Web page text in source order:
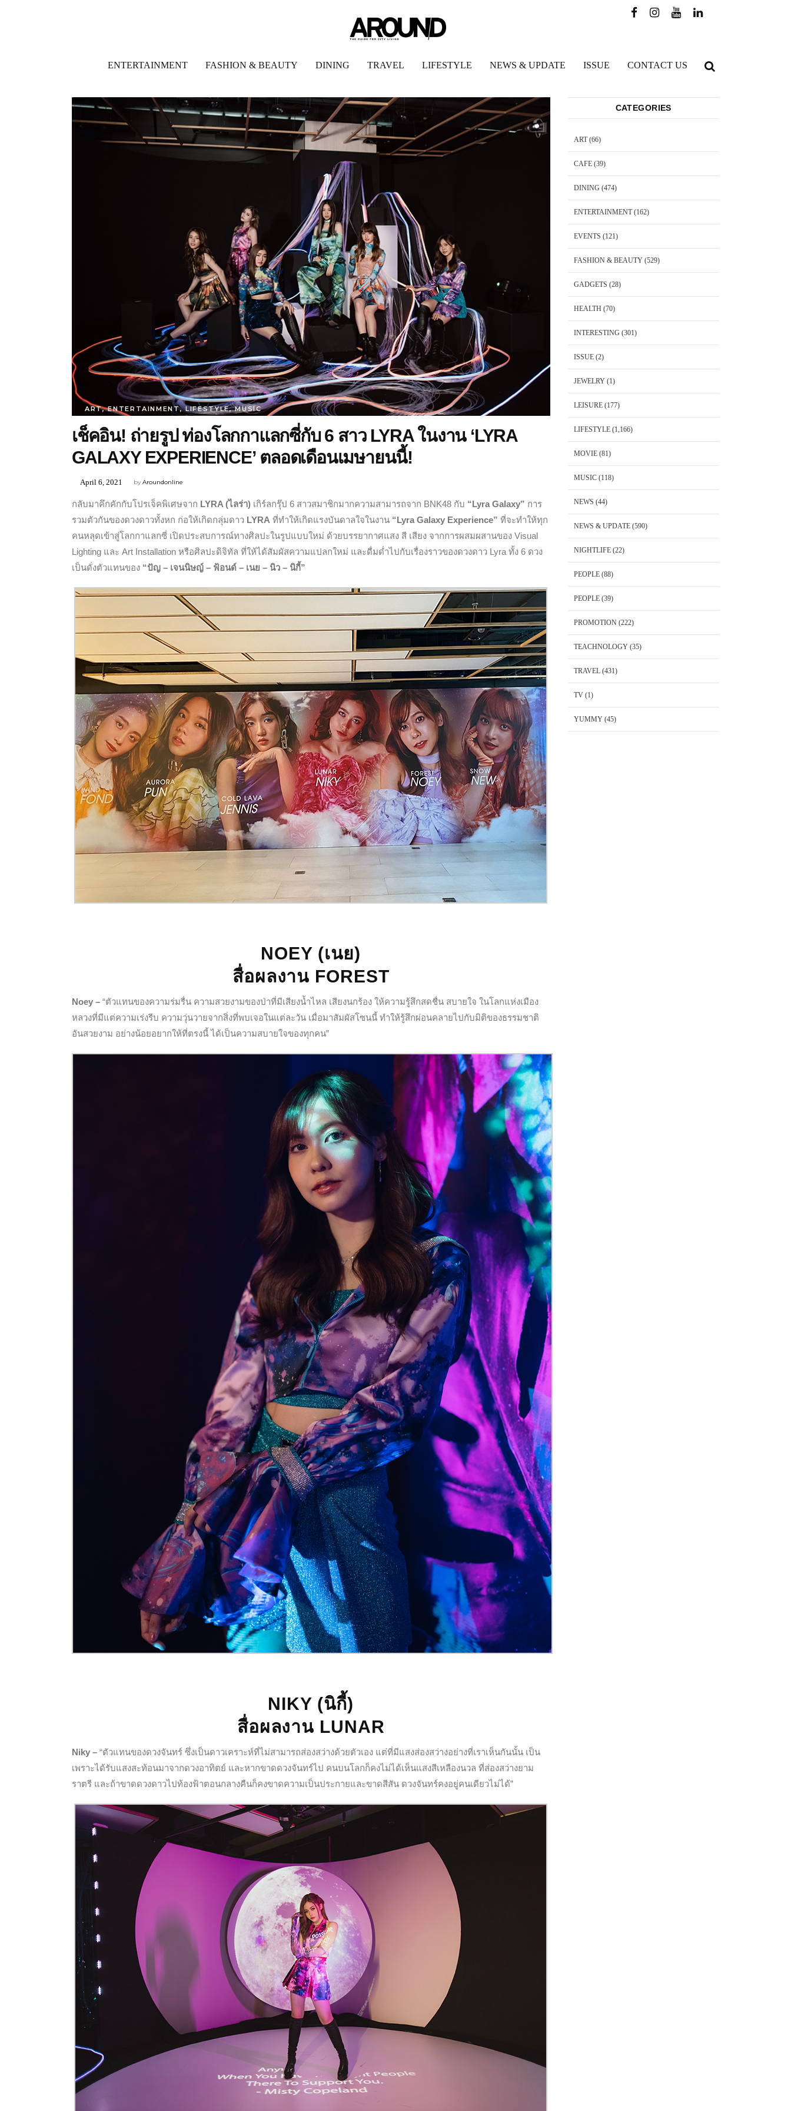
ENTERTAINMENT FASHION & BEAUTY DINING TRAVEL LIFESTYLE NEWS & UPDATE ISSUE CONTACT US
ART,ENTERTAINMENT,LIFESTYLE,MUSIC
เช็คอิน! ถ่ายรูป ท่องโลกกาแลกซี่กับ 6 สาว LYRA ในงาน ‘LYRA
GALAXY EXPERIENCE’ ตลอดเดือนเมษายนนี้!
byAroundonline
April 6, 2021
กลับมาคึกคักกับโปรเจ็คพิเศษจาก LYRA (ไลร่า) เกิร์ลกรุ๊ป 6 สาวสมาชิกมากความสามารถจาก BNK48 กับ “Lyra Galaxy” การ
รวมตัวกันของดวงดาวทั้งหก ก่อให้เกิดกลุ่มดาว LYRA ที่ทำให้เกิดแรงบันดาลใจในงาน “ Lyra Galaxy Experience” ที่จะทำให้ทุก
คนหลุดเข้าสู่โลกกาแลกซี่ เปิดประสบการณ์ทางศิลปะในรูปแบบใหม่ ด้วยบรรยากาศแสง สี เสียง จากการผสมผสานของ Visual
Lighting และ Art Installation หรือศิลปะดิจิทัล ที่ให้ได้สัมผัสความแปลกใหม่ และดื่มด่ำไปกับเรื่องราวของดวงดาว Lyra ทั้ง 6 ดวง
เป็นดั่งตัวแทนของ “ปัญ – เจนนิษญ์ – ฟ้อนด์ – เนย – นิว – นิกี้”
NOEY (เนย)
สื่อผลงาน FOREST
Noey – “ตัวแทนของความร่มรื่น ความสวยงามของป่าที่มีเสียงน้ำไหล เสียงนกร้อง ให้ความรู้สึกสดชื่น สบายใจ ในโลกแห่งเมือง
หลวงที่มีแต่ความเร่งรีบ ความวุ่นวายจากสิ่งที่พบเจอในแต่ละวัน เมื่อมาสัมผัสโซนนี้ ทำให้รู้สึกผ่อนคลายไปกับมิติของธรรมชาติ
อันสวยงาม อย่างน้อยอยากให้ที่ตรงนี้ ได้เป็นความสบายใจของทุกคน”
NIKY (นิกี้)
สื่อผลงาน LUNAR
Niky – “ตัวแทนของดวงจันทร์ ซึ่งเป็นดาวเคราะห์ที่ไม่สามารถส่องสว่างด้วยตัวเอง แต่ที่มีแสงส่องสว่างอย่างที่เราเห็นกันนั้น เป็น
เพราะได้รับแสงสะท้อนมาจากดวงอาทิตย์ และหากขาดดวงจันทร์ไป คนบนโลกก็คงไม่ได้เห็นแสงสีเหลืองนวล ที่ส่องสว่างยาม
ราตรี และถ้าขาดดวงดาวไปท้องฟ้าตอนกลางคืนก็คงขาดความเป็นประกายและขาดสีสัน ดวงจันทร์คงอยู่คนเดียวไม่ได้”
CATEGORIES
ART(66)
CAFE(39)
DINING (474)
ENTERTAINMENT(162)
EVENTS (121)
FASHION & BEAUTY(529)
GADGETS (28)
HEALTH (70)
INTERESTING (301)
ISSUE(2)
JEWELRY(1)
LEISURE(177)
LIFESTYLE(1,166)
MOVIE(81)
MUSIC(118)
NEWS (44)
NEWS & UPDATE(590)
NIGHTLIFE(22)
PEOPLE(88)
PEOPLE(39)
PROMOTION(222)
TEACHNOLOGY(35)
TRAVEL(431)
TV(1)
YUMMY(45)